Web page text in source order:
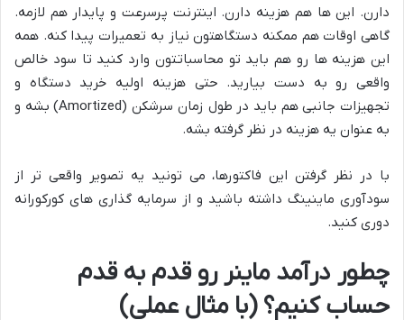
دارن. این ها هم هزینه دارن. اینترنت پرسرعت و پایدار هم لازمه.
گاهی اوقات هم ممکنه دستگاهتون نیاز به تعمیرات پیدا کنه. همه
این هزینه ها رو هم باید تو محاسباتتون وارد کنید تا سود خالص
واقعی رو به دست بیارید. حتی هزینه اولیه خرید دستگاه و
تجهیزات جانبی هم باید در طول زمان سرشکن (Amortized) بشه و
به عنوان یه هزینه در نظر گرفته بشه.
با در نظر گرفتن این فاکتورها، می تونید یه تصویر واقعی تر از
سودآوری ماینینگ داشته باشید و از سرمایه گذاری های کورکورانه
دوری کنید.
چطور درآمد ماینر رو قدم به قدم
حساب کنیم؟ (با مثال عملی)